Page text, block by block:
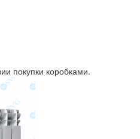
покупки коробками.